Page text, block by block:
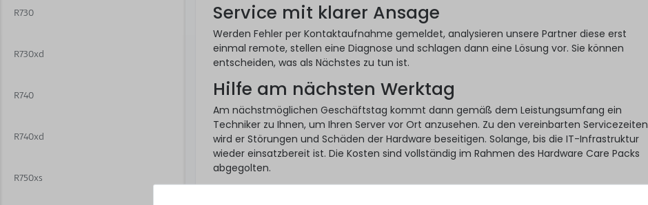
R730
R730xd
R740
R740xd
R750xs
Service mit klarer Ansage
Werden Fehler per Kontaktaufnahme gemeldet, analysieren unsere Partner diese erst
einmal remote, stellen eine Diagnose und schlagen dann eine Lösung vor. Sie können
entscheiden, was als Nächstes zu tun ist.
Hilfe am nächsten Werktag
Am nächstmöglichen Geschäftstag kommt dann gemäß dem Leistungsumfang ein
Techniker zu Ihnen, um Ihren Server vor Ort anzusehen. Zu den vereinbarten Servicezeiten
wird er Störungen und Schäden der Hardware beseitigen. Solange, bis die IT-Infrastruktur
wieder einsatzbereit ist. Die Kosten sind vollständig im Rahmen des Hardware Care Packs
abgegolten.